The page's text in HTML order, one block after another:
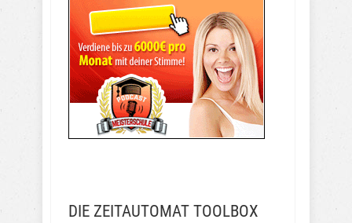
DIE ZEITAUTOMAT TOOLBOX